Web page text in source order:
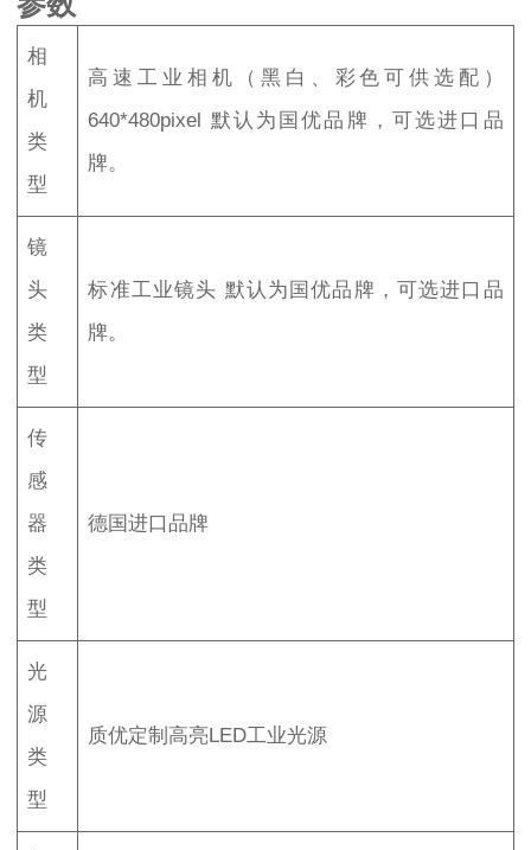
相
机
类
型
高速工业相机（黑白、彩色可供选配）
640*480pixel 默认为国优品牌，可选进口品
牌。
镜
头
类
型
标准工业镜头 默认为国优品牌，可选进口品
牌。
传
感
器
类
型
德国进口品牌
光
源
类
型
质优定制高亮LED工业光源